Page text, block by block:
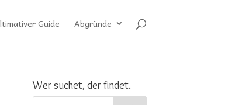
Guide Abgründe
Wer suchet, der findet.